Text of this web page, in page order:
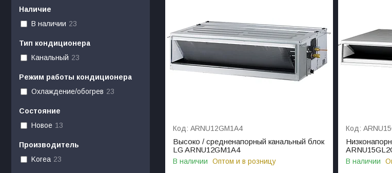
ARNU12GM1A4
Высоко / средненапорный канальный блок
LG ARNU12GM1A4
В наличии Оптом и в розницу В наличии
Наличие
В наличии 23
Тип кондиционера
Канальный 23
Режим работы кондиционера
Охлаждение/обогрев 23
Состояние
Новое 13
Производитель
Korea 23